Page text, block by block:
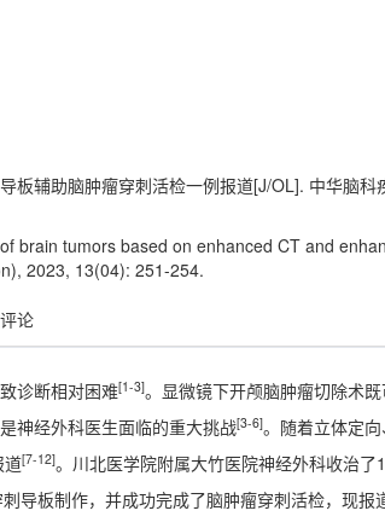
辅助脑肿瘤穿刺活检一例报道[J/OL]. 中华脑
brain tumors based on enhanced CT and
2023, 13(04): 251-254.
论
诊断相对困难[1-3]。显微镜下开颅脑肿瘤切除术
神经外科医生面临的重大挑战[3-6]。随着立体定向
道[7-12]。川北医学院附属大竹医院神经外科收治
板制作，并成功完成了脑肿瘤穿刺活检，现报